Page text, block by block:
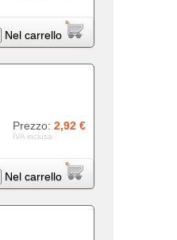
Nel carrello
Prezzo: 2,92 €
IVA inclusa
Nel carrello